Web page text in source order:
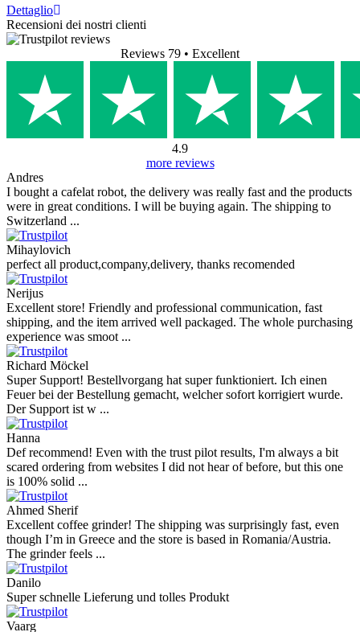
Dettaglio
Recensioni dei nostri clienti
Reviews 79 • Excellent
4.9
more reviews
Andres
I bought a cafelat robot, the delivery was really fast and the products
were in great conditions. I will be buying again. The shipping to
Switzerland ...
Mihaylovich
perfect all product,company,delivery, thanks recomended
Nerijus
Excellent store! Friendly and professional communication, fast
shipping, and the item arrived well packaged. The whole purchasing
experience was smoot ...
Richard Möckel
Super Support! Bestellvorgang hat super funktioniert. Ich einen
Feuer bei der Bestellung gemacht, welcher sofort korrigiert wurde.
Der Support ist w ...
Hanna
Def recommend! Even with the trust pilot results, I'm always a bit
scared ordering from websites I did not hear of before, but this one
is 100% solid ...
Ahmed Sherif
Excellent coffee grinder! The shipping was surprisingly fast, even
though I’m in Greece and the store is based in Romania/Austria.
The grinder feels ...
Danilo
Super schnelle Lieferung und tolles Produkt
Vaarg